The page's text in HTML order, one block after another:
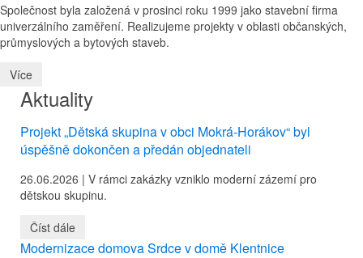
Společnost byla založená v prosinci roku 1999 jako stavební firma
univerzálního zaměření. Realizujeme projekty v oblasti občanských,
průmyslových a bytových staveb.
Více
Aktuality
Projekt „Dětská skupina v obci Mokrá-Horákov“ byl
úspěšně dokončen a předán objednateli
26.06.2026 | V rámci zakázky vzniklo moderní zázemí pro
dětskou skupinu.
Číst dále
Modernizace domova Srdce v domě Klentnice